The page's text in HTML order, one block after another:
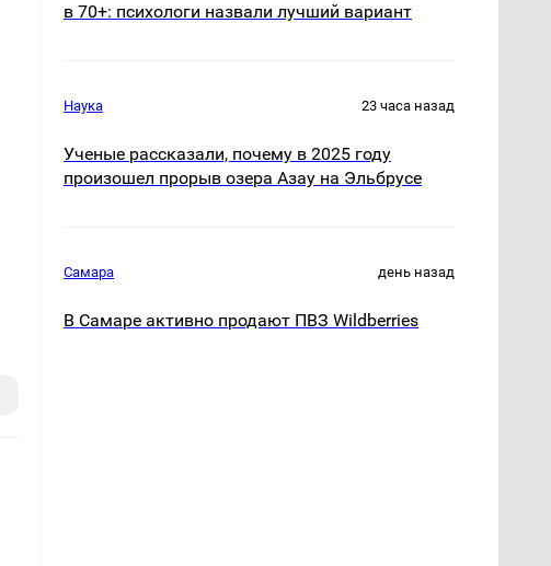
в 70+: психологи назвали лучший вариант
Наука 23 часа назад
Ученые рассказали, почему в 2025 году
произошел прорыв озера Азау на Эльбрусе
Самара день назад
В Самаре активно продают ПВЗ Wildberries